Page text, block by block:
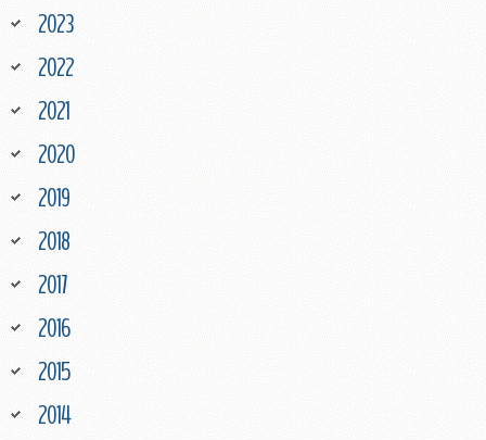
2023
2022
2021
2020
2019
2018
2017
2016
2015
2014